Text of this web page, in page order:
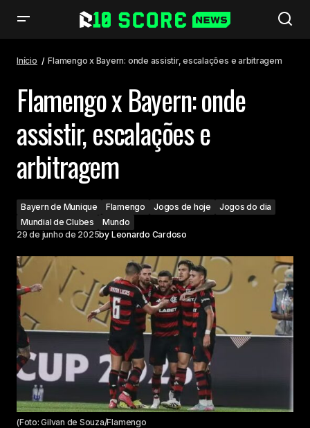
Início Flamengo x Bayern: onde assistir, escalações e arbitragem
Flamengo x Bayern: onde
assistir, escalações e
arbitragem
Bayern de Munique Flamengo Jogos de hoje
Jogos do dia
Mundial de Clubes
Mundo
29 de junho de 2025by Leonardo Cardoso
(Foto: Gilvan de Souza/Flamengo